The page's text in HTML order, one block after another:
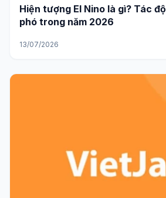
Hiện tượng El Nino là gì? Tác
phó trong năm 2026
13/07/2026